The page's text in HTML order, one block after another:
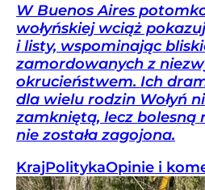
W Buenos Aires
wołyńskiej wciąż
i listy, wspominając
zamordowanych z
okrucieństwem. Ich
dla wielu rodzin Wołyń
zamkniętą, lecz bolesną
nie została zagojona.
KrajPolitykaOpinie i